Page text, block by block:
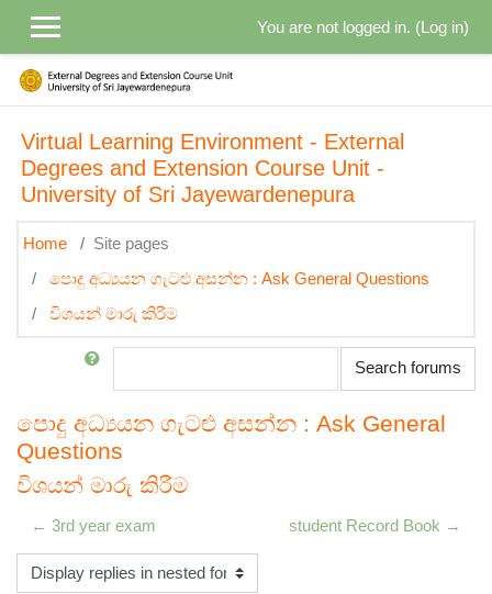
You are not logged in. (Log in)
Virtual Learning Environment - External
Degrees and Extension Course Unit -
University of Sri Jayewardenepura
Home
Site pages
පොදු අධ්‍යයන ගැටළු අසන්න : Ask General Questions
විශයන් මාරු කිරීම
Search
Search forums
පොදු අධ්‍යයන ගැටළු අසන්න : Ask General
Questions
විශයන් මාරු කිරීම
← 3rd year exam student Record Book →
Display mode